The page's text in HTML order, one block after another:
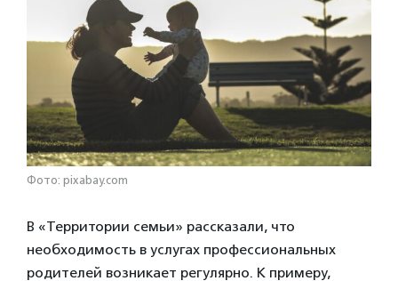
Фото: pixabay.com
В «Территории семьи» рассказали, что
необходимость в услугах профессиональных
родителей возникает регулярно. К примеру,